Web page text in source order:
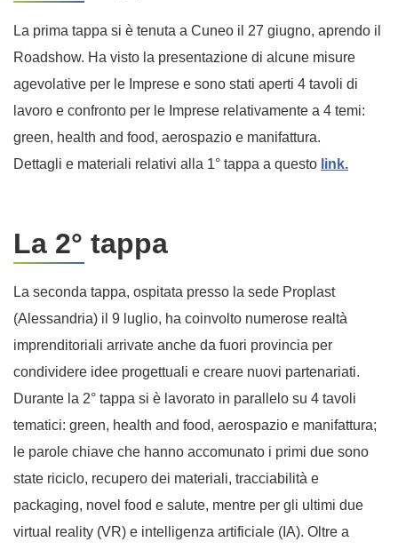
La prima tappa si è tenuta a Cuneo il 27 giugno, aprendo il
Roadshow. Ha visto la presentazione di alcune misure
agevolative per le Imprese e sono stati aperti 4 tavoli di
lavoro e confronto per le Imprese relativamente a 4 temi:
green, health and food, aerospazio e manifattura.
Dettagli e materiali relativi alla 1° tappa a questo link.
La 2° tappa
La seconda tappa, ospitata presso la sede Proplast
(Alessandria) il 9 luglio, ha coinvolto numerose realtà
imprenditoriali arrivate anche da fuori provincia per
condividere idee progettuali e creare nuovi partenariati.
Durante la 2° tappa si è lavorato in parallelo su 4 tavoli
tematici: green, health and food, aerospazio e manifattura;
le parole chiave che hanno accomunato i primi due sono
state riciclo, recupero dei materiali, tracciabilità e
packaging, novel food e salute, mentre per gli ultimi due
virtual reality (VR) e intelligenza artificiale (IA). Oltre a